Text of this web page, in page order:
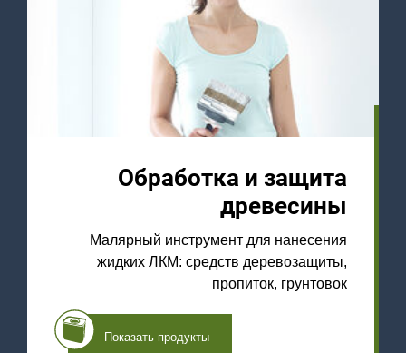
Обработка и защита
древесины
Малярный инструмент для нанесения
жидких ЛКМ: средств деревозащиты,
пропиток, грунтовок
Показать продукты